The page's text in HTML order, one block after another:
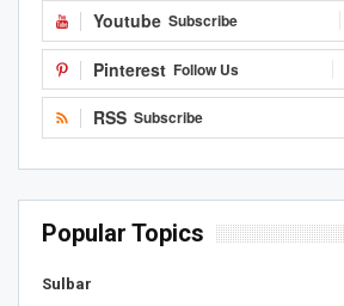
Youtube Subscribe
Pinterest Follow Us
RSS Subscribe
Popular Topics
Sulbar